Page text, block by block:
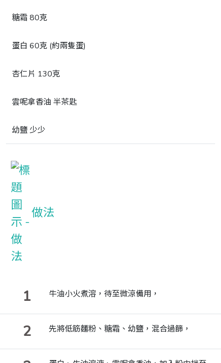
糖霜 80克
蛋白 60克 (約兩隻蛋)
杏仁片 130克
雲呢拿香油 半茶匙
幼鹽 少少
做法
1 牛油小火煮溶，待至微涼備用，
2 先將低筋麵粉、糖霜、幼鹽，混合過篩，